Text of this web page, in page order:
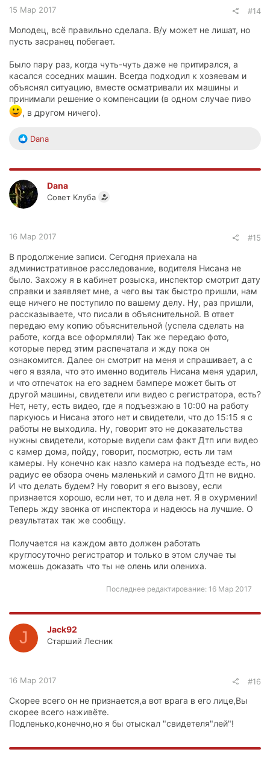
15 Мар 2017 #14
Молодец, всё правильно сделала. В/у может не лишат, но
пусть засранец побегает.
Было пару раз, когда чуть-чуть даже не притирался, а
касался соседних машин. Всегда подходил к хозяевам и
объяснял ситуацию, вместе осматривали их машины и
принимали решение о компенсации (в одном случае пиво
, в другом ничего).
Р
к
ц
и
и
Dana
Dana
Совет Клуба
16 Мар 2017 #15
В продолжение записи. Сегодня приехала на
административное расследование, водителя Нисана не
было. Захожу я в кабинет розыска, инспектор смотрит дату
справки и заявляет мне, а чего вы так быстро пришли, нам
еще ничего не поступило по вашему делу. Ну, раз пришли,
рассказываете, что писали в объяснительной. В ответ
передаю ему копию объяснительной (успела сделать на
работе, когда все оформляли) Так же передаю фото,
которые перед этим распечатала и жду пока он
ознакомится. Далее он смотрит на меня и спрашивает, а с
чего я взяла, что это именно водитель Нисана меня ударил,
и что отпечаток на его заднем бампере может быть от
другой машины, свидетели или видео с регистратора, есть?
Нет, нету, есть видео, где я подъезжаю в 10:00 на работу
паркуюсь и Нисана этого нет и свидетели, что до 15:15 я с
работы не выходила. Ну, говорит это не доказательства
нужны свидетели, которые видели сам факт Дтп или видео
с камер дома, пойду, говорит, посмотрю, есть ли там
камеры. Ну конечно как назло камера на подъезде есть, но
радиус ее обзора очень маленький и самого Дтп не видно.
И что делать будем? Ну говорит я его вызову, если
признается хорошо, если нет, то и дела нет. Я в охурмении!
Теперь жду звонка от инспектора и надеюсь на лучшие. О
результатах так же сообщу.
Получается на каждом авто должен работать
круглосуточно регистратор и только в этом случае ты
можешь доказать что ты не олень или олениха.
Последнее редактирование: 16 Мар 2017
J Jack92
Старший Лесник
16 Мар 2017 #16
Скорее всего он не признается,а вот врага в его лице,Вы
скорее всего наживёте.
Подленько,конечно,но я бы отыскал "свидетеля"лей"!